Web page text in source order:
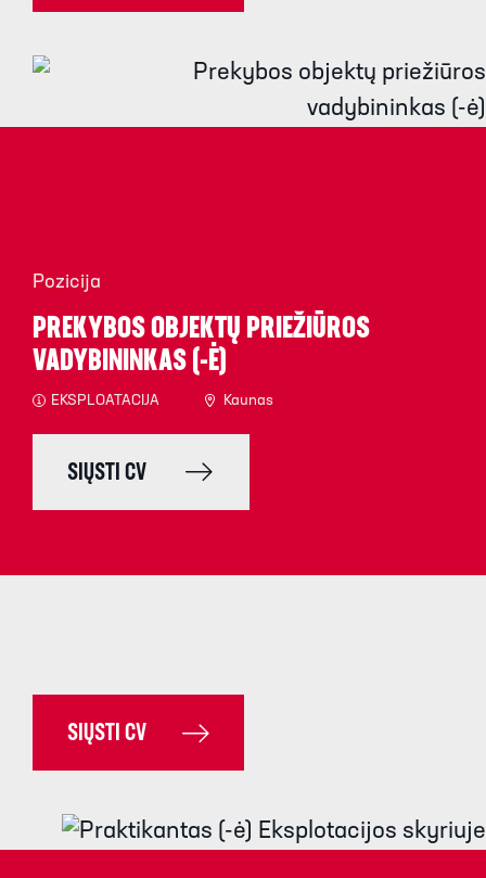
Pozicija
PREKYBOS OBJEKTŲ PRIEŽIŪROS
VADYBININKAS (-Ė)
EKSPLOATACIJA Kaunas
SIŲSTI CV
SIŲSTI CV